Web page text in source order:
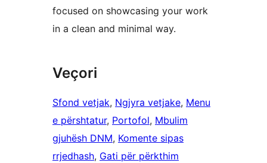
focused on showcasing your work
in a clean and minimal way.
Veçori
Sfond vetjak, Ngjyra vetjake, Menu
e përshtatur, Portofol, Mbulim
gjuhësh DNM, Komente sipas
rrjedhash, Gati për përkthim